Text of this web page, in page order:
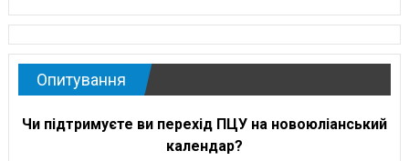
Опитування
Чи підтримуєте ви перехід ПЦУ на новоюліанський
календар?